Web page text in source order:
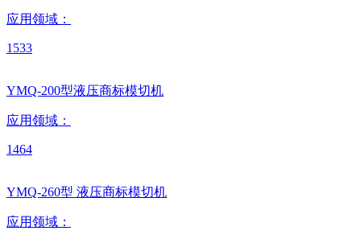
应用领域：
1533
YMQ-200型液压商标模切机
应用领域：
1464
YMQ-260型 液压商标模切机
应用领域：